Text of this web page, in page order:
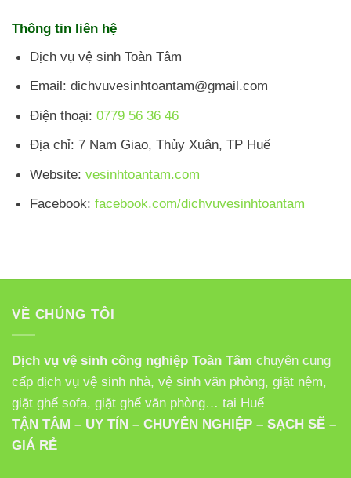
Thông tin liên hệ
Dịch vụ vệ sinh Toàn Tâm
Email: dichvuvesinhtoantam@gmail.com
Điện thoại: 0779 56 36 46
Địa chỉ: 7 Nam Giao, Thủy Xuân, TP Huế
Website: vesinhtoantam.com
Facebook: facebook.com/dichvuvesinhtoantam
VỀ CHÚNG TÔI
Dịch vụ vệ sinh công nghiệp Toàn Tâm chuyên cung
cấp dịch vụ vệ sinh nhà, vệ sinh văn phòng, giặt nệm,
giặt ghế sofa, giặt ghế văn phòng… tại Huế
TẬN TÂM – UY TÍN – CHUYÊN NGHIỆP – SẠCH SẼ –
GIÁ RẺ